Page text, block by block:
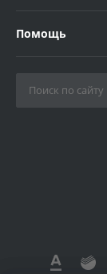
Помощь